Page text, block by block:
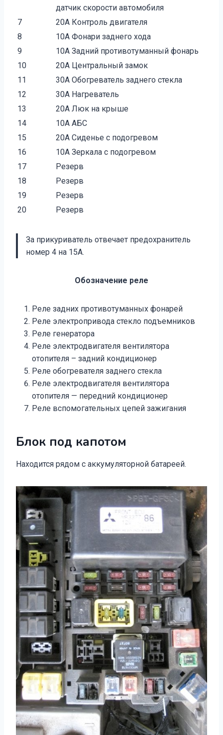
датчик скорости автомобиля
7
20А Контроль двигателя
8
10А Фонари заднего хода
9
10А Задний противотуманный фонарь
10
20А Центральный замок
11
30А Обогреватель заднего стекла
12
30А Нагреватель
13
20А Люк на крыше
14
10А АБС
15
20А Сиденье с подогревом
16
10А Зеркала с подогревом
17
Резерв
18
Резерв
19
Резерв
20
Резерв
За прикуриватель отвечает предохранитель
номер 4 на 15А.
Обозначение реле
Реле задних противотуманных фонарей
Реле электропривода стекло подъемников
Реле генератора
Реле электродвигателя вентилятора
отопителя – задний кондиционер
Реле обогревателя заднего стекла
Реле электродвигателя вентилятора
отопителя — передний кондиционер
Реле вспомогательных цепей зажигания
Блок под капотом
Находится рядом с аккумуляторной батареей.